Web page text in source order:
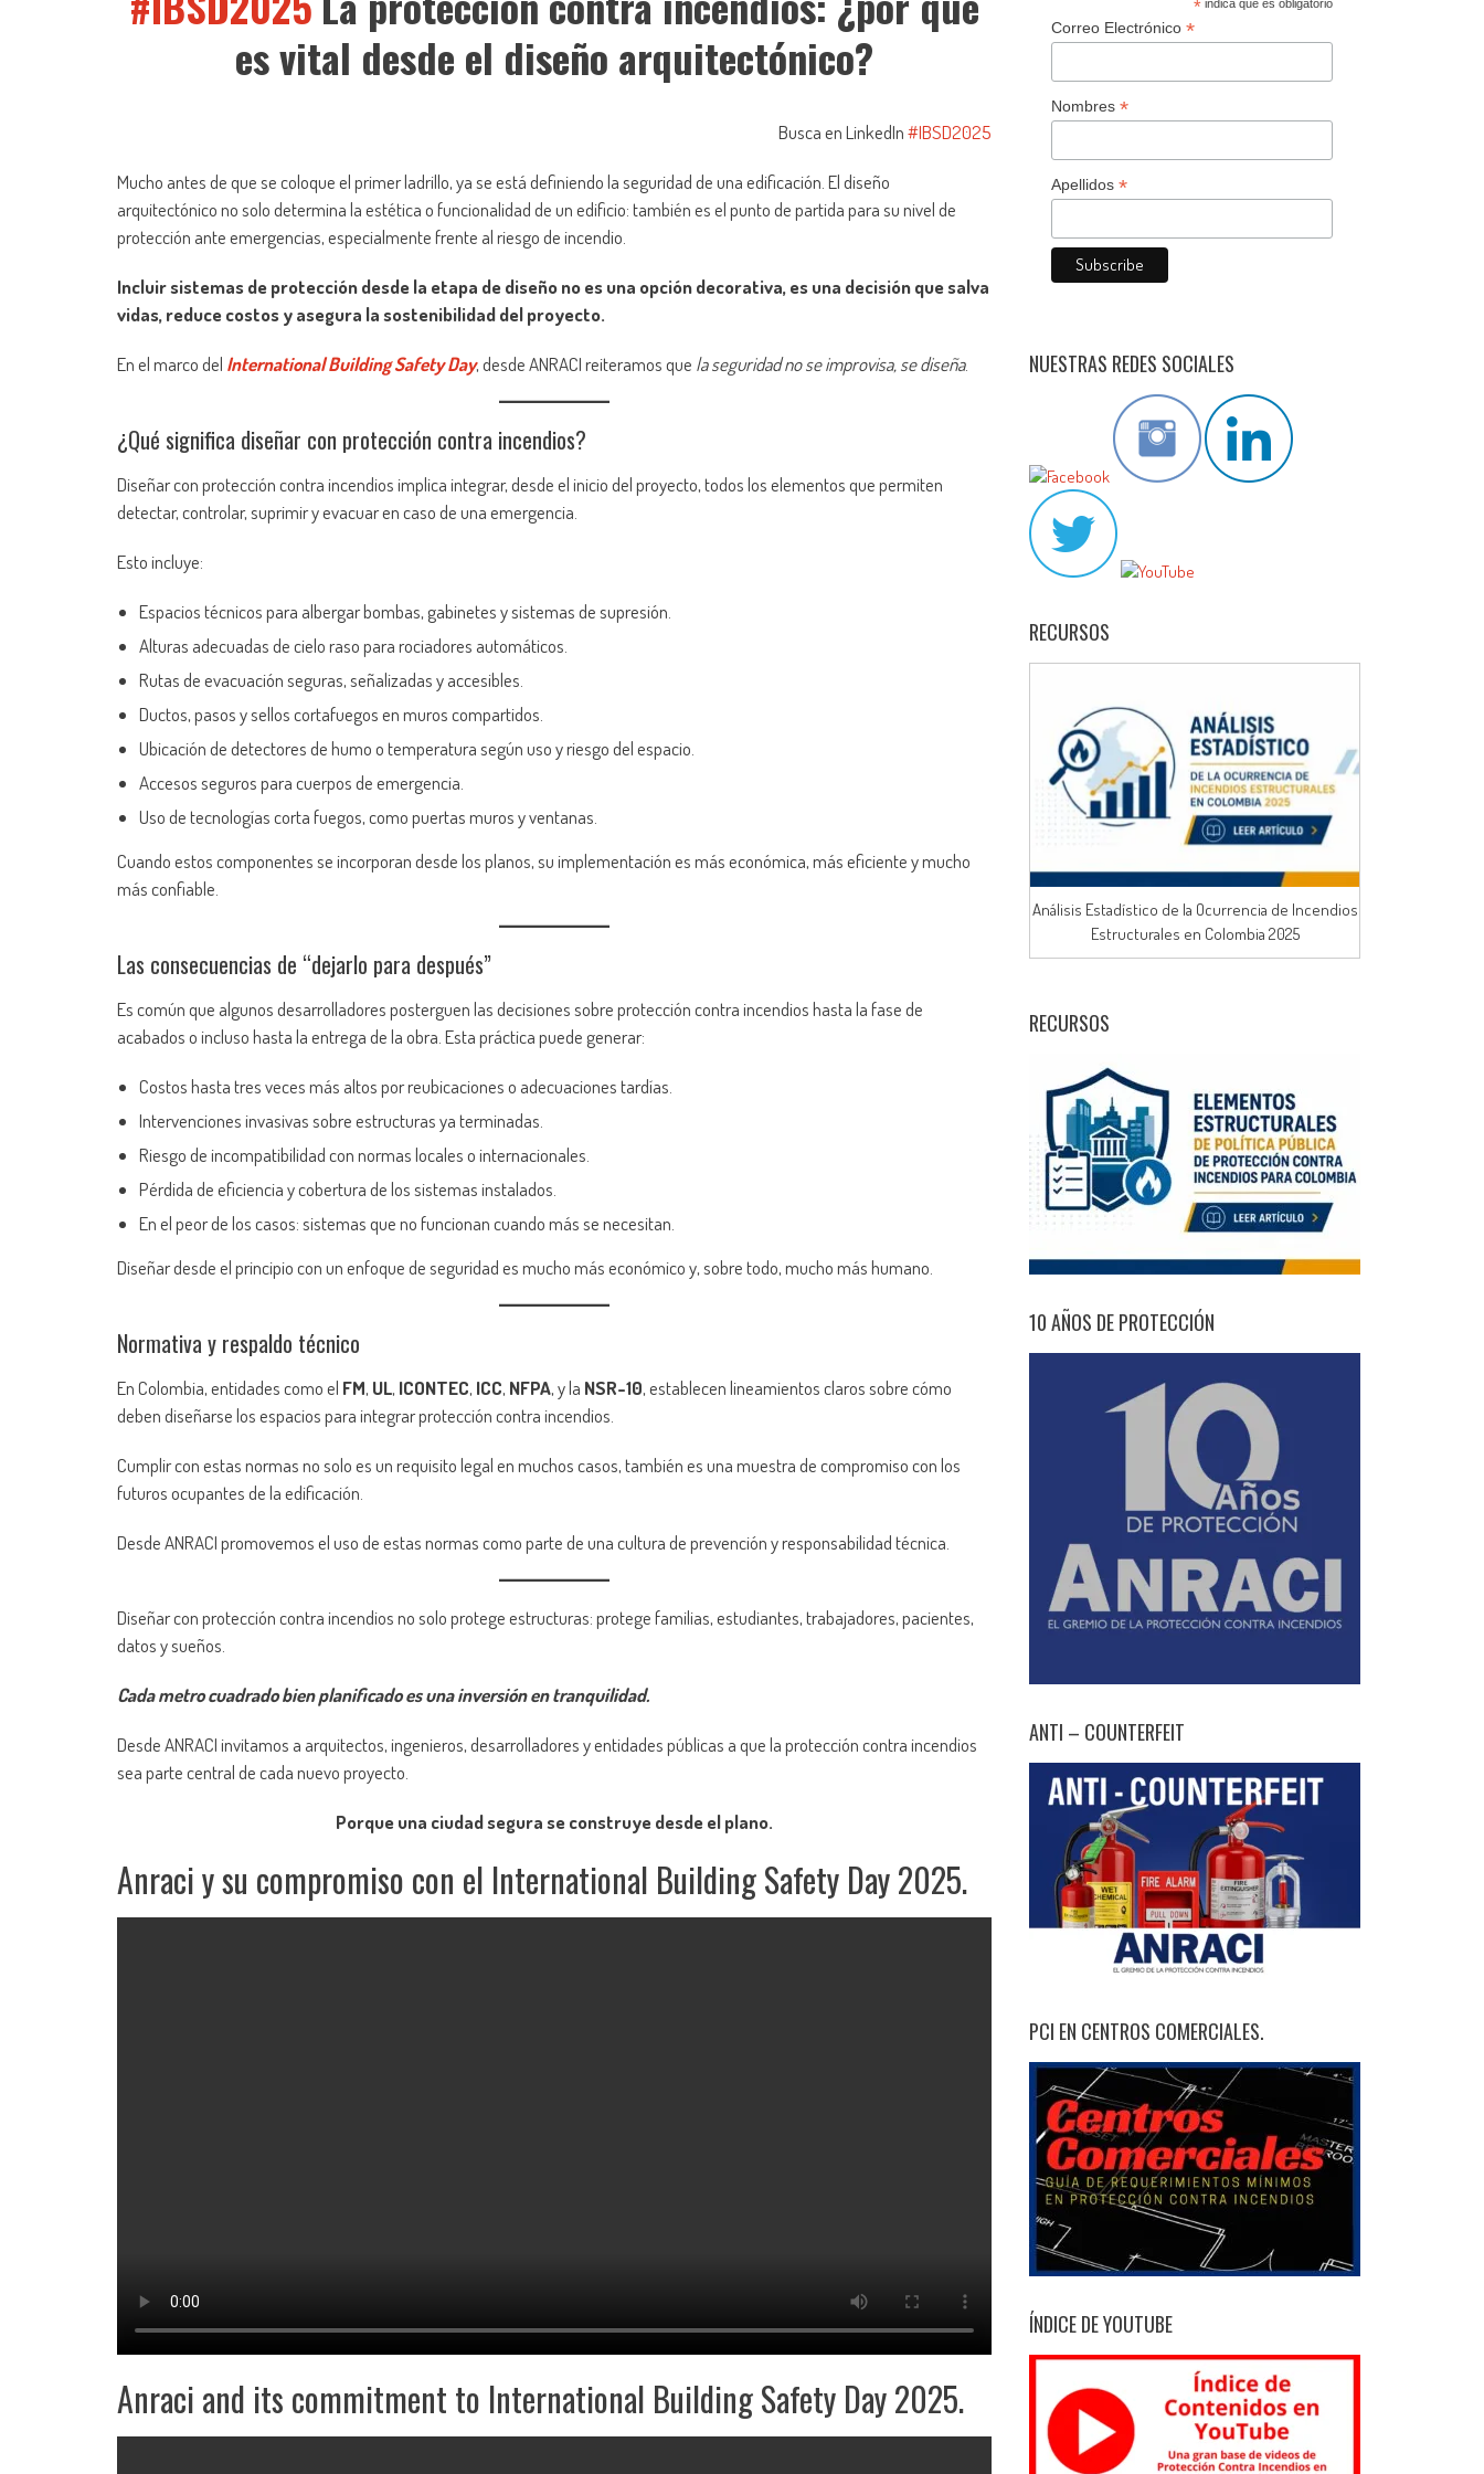
es vital desde el diseño arquitectónico?
Busca en LinkedIn#IBSD2025
Mucho antes de que se coloque el primer ladrillo, ya se está definiendo la seguridad de una edificación. El diseño
arquitectónico no solo determina la estética o funcionalidad de un edificio: también es el punto de partida para su nivel de
protección ante emergencias, especialmente frente al riesgo de incendio.
Incluir sistemas de protección desde la etapa de diseño no es una opción decorativa, es una decisión que salva
vidas, reduce costos y asegura la sostenibilidad del proyecto.
En el marco del International Building Safety Day, desde ANRACI reiteramos que la seguridad no se improvisa, se diseña.
¿Qué significa diseñar con protección contra incendios?
Diseñar con protección contra incendios implica integrar, desde el inicio del proyecto, todos los elementos que permiten
detectar, controlar, suprimir y evacuar en caso de una emergencia.
Esto incluye:
Espacios técnicos para albergar bombas, gabinetes y sistemas de supresión.
Alturas adecuadas de cielo raso para rociadores automáticos.
Rutas de evacuación seguras, señalizadas y accesibles.
Ductos, pasos y sellos cortafuegos en muros compartidos.
Ubicación de detectores de humo o temperatura según uso y riesgo del espacio.
Accesos seguros para cuerpos de emergencia.
Uso de tecnologías corta fuegos, como puertas muros y ventanas.
Cuando estos componentes se incorporan desde los planos, su implementación es más económica, más eficiente y mucho
más confiable.
Las consecuencias de “dejarlo para después”
Es común que algunos desarrolladores posterguen las decisiones sobre protección contra incendios hasta la fase de
acabados o incluso hasta la entrega de la obra. Esta práctica puede generar:
Costos hasta tres veces más altos por reubicaciones o adecuaciones tardías.
Intervenciones invasivas sobre estructuras ya terminadas.
Riesgo de incompatibilidad con normas locales o internacionales.
Pérdida de eficiencia y cobertura de los sistemas instalados.
En el peor de los casos: sistemas que no funcionan cuando más se necesitan.
Diseñar desde el principio con un enfoque de seguridad es mucho más económico y, sobre todo, mucho más humano.
Normativa y respaldo técnico
En Colombia, entidades como el FM, UL, ICONTEC, ICC, NFPA, y la NSR-10, establecen lineamientos claros sobre cómo
deben diseñarse los espacios para integrar protección contra incendios.
Cumplir con estas normas no solo es un requisito legal en muchos casos, también es una muestra de compromiso con los
futuros ocupantes de la edificación.
Desde ANRACI promovemos el uso de estas normas como parte de una cultura de prevención y responsabilidad técnica.
Diseñar con protección contra incendios no solo protege estructuras: protege familias, estudiantes, trabajadores, pacientes,
datos y sueños.
Cada metro cuadrado bien planificado es una inversión en tranquilidad.
Desde ANRACI invitamos a arquitectos, ingenieros, desarrolladores y entidades públicas a que la protección contra incendios
sea parte central de cada nuevo proyecto.
Porque una ciudad segura se construye desde el plano.
Anraci y su compromiso con el International Building Safety Day 2025.
Anraci and its commitment to International Building Safety Day 2025.
* indica que es obligatorio
Correo Electrónico*
Nombres*
Apellidos*
NUESTRAS REDES SOCIALES
RECURSOS
Análisis Estadístico de la Ocurrencia de Incendios
Estructurales en Colombia 2025
RECURSOS
10 AÑOS DE PROTECCIÓN
ANTI – COUNTERFEIT
PCI EN CENTROS COMERCIALES.
ÍNDICE DE YOUTUBE